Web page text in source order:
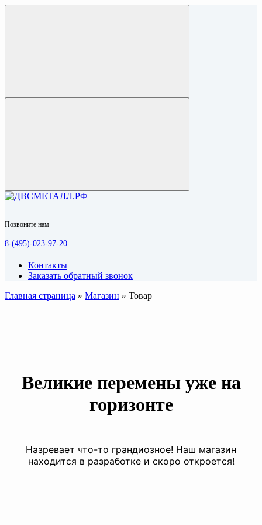
Позвоните нам
8-(495)-023-97-20
Контакты
Заказать обратный звонок
Главная страница » Магазин » Товар
Великие перемены уже на
горизонте
Назревает что-то грандиозное! Наш магазин
находится в разработке и скоро откроется!